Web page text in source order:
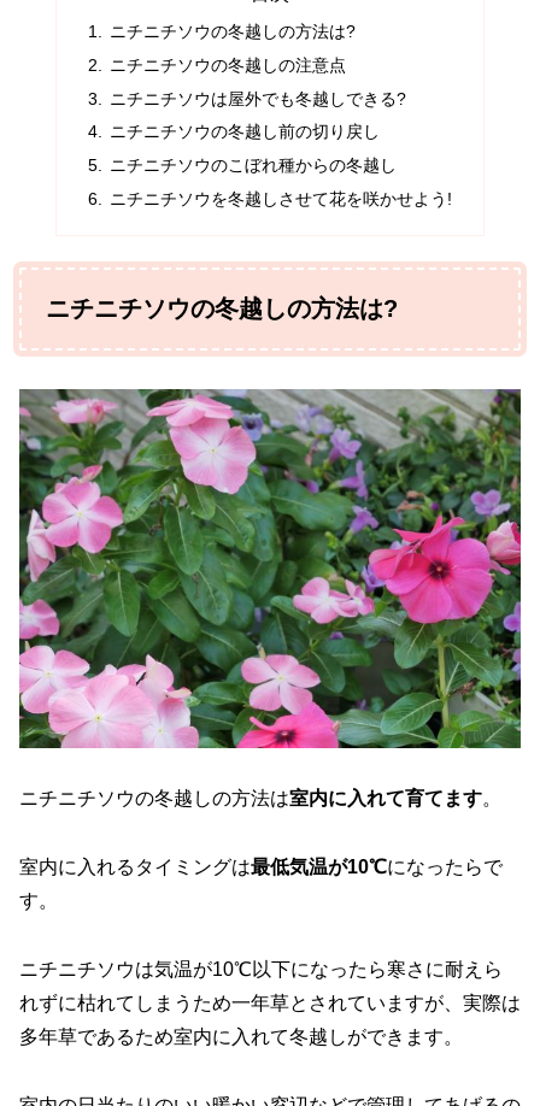
ニチニチソウの冬越しの方法は?
ニチニチソウの冬越しの注意点
ニチニチソウは屋外でも冬越しできる?
ニチニチソウの冬越し前の切り戻し
ニチニチソウのこぼれ種からの冬越し
ニチニチソウを冬越しさせて花を咲かせよう!
ニチニチソウの冬越しの方法は?
ニチニチソウの冬越しの方法は室内に入れて育てます。
室内に入れるタイミングは最低気温が10℃になったらで
す。
ニチニチソウは気温が10℃以下になったら寒さに耐えら
れずに枯れてしまうため一年草とされていますが、実際は
多年草であるため室内に入れて冬越しができます。